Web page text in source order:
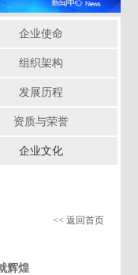
企业使命
组织架构
发展历程
资质与荣誉
企业文化
<< 返回首页
辉煌